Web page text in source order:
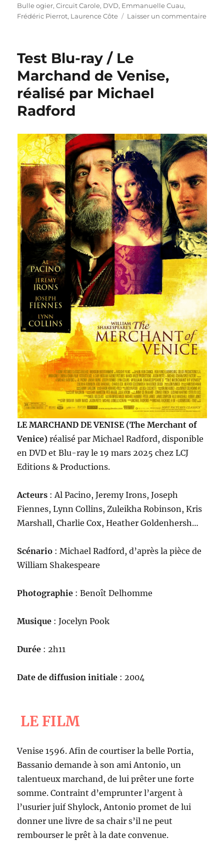
Bulle ogier,Circuit Carole, DVD, Emmanuelle Cuau,
Frédéric Pierrot, Laurence Côte Laisser un commentairesur
Test Blu-ray / Le
Marchand de Venise,
réalisé par Michael
Radford
LE MARCHAND DE VENISE (The Merchant of
Venice)réalisé par Michael Radford, disponible
en DVD et Blu-ray le 19 mars 2025 chez LCJ
Editions & Productions.
Acteurs : Al Pacino, Jeremy Irons, Joseph
Fiennes, Lynn Collins, Zuleikha Robinson, Kris
Marshall, Charlie Cox, Heather Goldenhersh…
Scénario : Michael Radford, d’après la pièce de
William Shakespeare
Photographie : Benoît Delhomme
Musique : Jocelyn Pook
Durée : 2h11
Date de diffusion initiale : 2004
LE FILM
Venise 1596. Afin de courtiser la belle Portia,
Bassanio demande à son ami Antonio, un
talentueux marchand, de lui prêter une forte
somme. Contraint d’emprunter l’argent à
l’usurier juif Shylock, Antonio promet de lui
donner une livre de sa chair s’il ne peut
rembourser le prêt à la date convenue.